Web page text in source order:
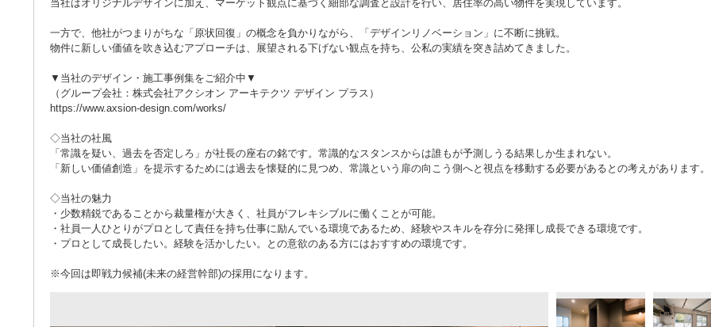
当社はオリジナルデザインに加え、マーケット観点に基づく細部な調査と設計を行い、居住率の高い物件を実現しています。
一方で、他社がつまりがちな「原状回復」の概念を負かりながら、「デザインリノベーション」に不断に挑戦。
物件に新しい価値を吹き込むアプローチは、展望される下げない観点を持ち、公私の実績を突き詰めてきました。
▼当社のデザイン・施工事例集をご紹介中▼
（グループ会社：株式会社アクシオン アーキテクツ デザイン プラス）
https://www.axsion-design.com/works/
◇当社の社風
「常識を疑い、過去を否定しろ」が社長の座右の銘です。常識的なスタンスからは誰もが予測しうる結果しか生まれない。
「新しい価値創造」を提示するためには過去を懐疑的に見つめ、常識という扉の向こう側へと視点を移動する必要があるとの考えがあります。
◇当社の魅力
・少数精鋭であることから裁量権が大きく、社員がフレキシブルに働くことが可能。
・社員一人ひとりがプロとして責任を持ち仕事に励んでいる環境であるため、経験やスキルを存分に発揮し成長できる環境です。
・プロとして成長したい。経験を活かしたい。との意欲のある方にはおすすめの環境です。
※今回は即戦力候補(未来の経営幹部)の採用になります。